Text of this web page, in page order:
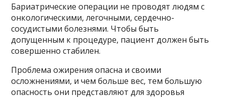
Бариатрические операции не проводят людям с
онкологическими, легочными, сердечно-
сосудистыми болезнями. Чтобы быть
допущенным к процедуре, пациент должен быть
совершенно стабилен.
Проблема ожирения опасна и своими
осложнениями, и чем больше вес, тем большую
опасность они представляют для здоровья